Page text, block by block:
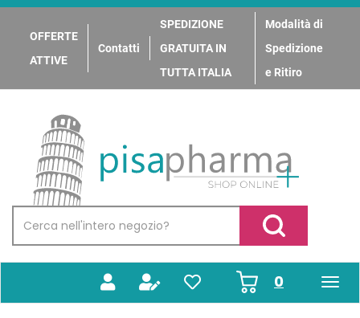
Passa
contenuto
principale
OFFERTE
ATTIVE
Contatti
SPEDIZIONE
GRATUITA IN
TUTTA ITALIA
Modalità di
Spedizione
e Ritiro
PisaPharma
Prodotto
Cerca Prodotto
0prodotti
inseriti